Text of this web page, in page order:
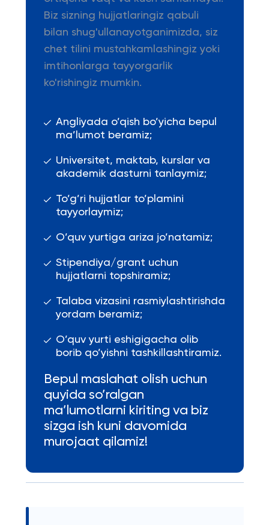
Biz sizning hujjatlaringiz qabuli
bilan shug'ullanayotganimizda, siz
chet tilini mustahkamlashingiz yoki
imtihonlarga tayyorgarlik
ko'rishingiz mumkin.
Angliyada o’qish bo’yicha bepul
ma’lumot beramiz;
Universitet, maktab, kurslar va
akademik dasturni tanlaymiz;
To’g’ri hujjatlar to’plamini
tayyorlaymiz;
O’quv yurtiga ariza jo’natamiz;
Stipendiya/grant uchun
hujjatlarni topshiramiz;
Talaba vizasini rasmiylashtirishda
yordam beramiz;
O’quv yurti eshigigacha olib
borib qo’yishni tashkillashtiramiz.
Bepul maslahat olish uchun
quyida so’ralgan
ma’lumotlarni kiriting va biz
sizga ish kuni davomida
murojaat qilamiz!